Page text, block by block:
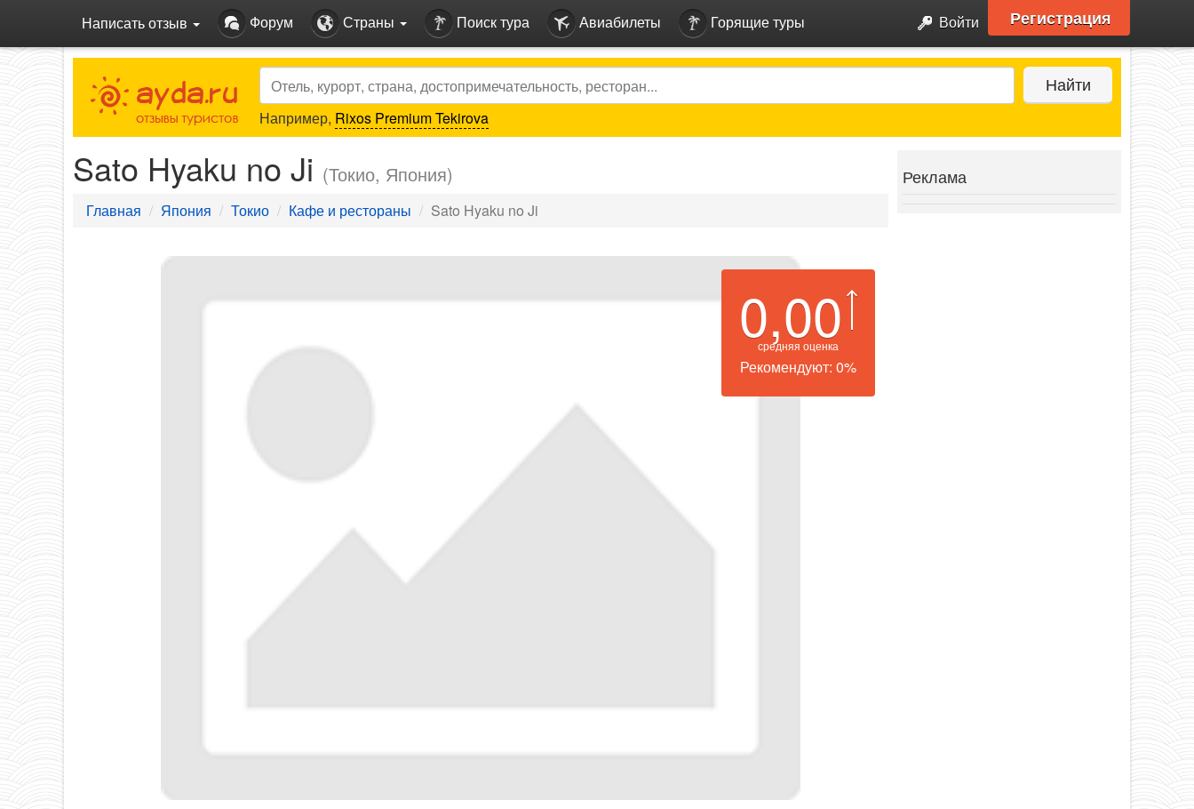
Написать отзыв Форум Страны Поиск тура Авиабилеты Горящие туры Войти Регистрация
Search Найти
Например, Rixos Premium Tekirova
Sato Hyaku no Ji (Токио, Япония)
Главная Япония Токио Кафе и рестораны Sato Hyaku no Ji
0,00
средняя оценка
Рекомендуют: 0%
Реклама